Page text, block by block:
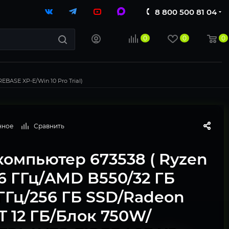
8 800 500 81 04
0 0 0
XP-E/Win 10 Pro Trial)
Сравнить
673538 ( Ryzen
ГГц/AMD B550/32 ГБ
256 ГБ SSD/Radeon
12 ГБ/Блок 750W/